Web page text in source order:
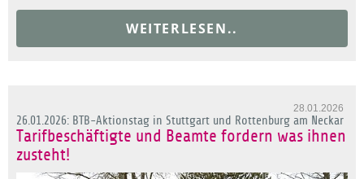
WEITERLESEN..
28.01.2026
26.01.2026: BTB-Aktionstag in Stuttgart und Rottenburg am Neckar
Tarifbeschäftigte und Beamte fordern was ihnen
zusteht!